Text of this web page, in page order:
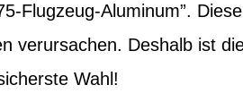
Flugzeug-Aluminum”.
verursachen. Deshalb ist
Wahl!